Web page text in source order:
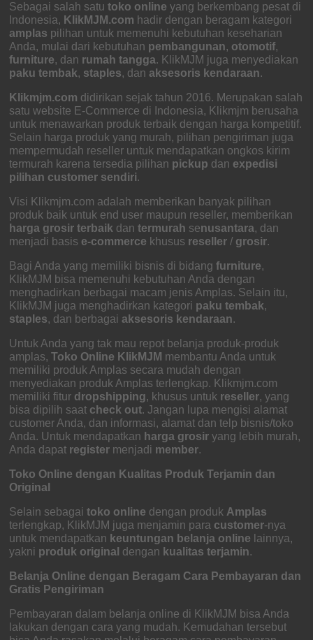
Sebagai salah satutoko online yang berkembang pesat di
Indonesia, KlikMJM.com hadir dengan beragam kategori
amplas pilihan untuk memenuhi kebutuhan keseharian
Anda, mulai dari kebutuhan pembangunan, otomotif,
furniture, dan rumah tangga. KlikMJM juga menyediakan
paku tembak, staples, danaksesoris kendaraan.
Klikmjm.com didirikan sejak tahun 2016. Merupakan salah
satu website E-Commerce di Indonesia, Klikmjm berusaha
untuk menawarkan produk terbaik dengan harga kompetitif.
Selain harga produk yang murah, pilihan pengiriman juga
mempermudah reseller untuk mendapatkan ongkos kirim
termurah karena tersedia pilihan pickup dan expedisi
pilihan customer sendiri.
Visi Klikmjm.com adalah memberikan banyak pilihan
produk baik untuk end user maupun reseller, memberikan
harga grosir terbaik dantermurah senusantara, dan
menjadi basis e-commerce khusus reseller / grosir.
Bagi Anda yang memiliki bisnis di bidangfurniture,
KlikMJM bisa memenuhi kebutuhan Anda dengan
menghadirkan berbagai macam jenis Amplas. Selain itu,
KlikMJM juga menghadirkan kategori paku tembak,
staples, dan berbagaiaksesoris kendaraan.
Untuk Anda yang tak mau repot belanja produk-produk
amplas,Toko Online KlikMJM membantu Anda untuk
memiliki produk Amplas secara mudah dengan
menyediakan produk Amplas terlengkap. Klikmjm.com
memiliki fitur dropshipping, khusus untuk reseller, yang
bisa dipilih saat check out. Jangan lupa mengisi alamat
customer Anda, dan informasi, alamat dan telp bisnis/toko
Anda. Untuk mendapatkan harga grosir yang lebih murah,
Anda dapat register menjadi member.
Toko Online dengan Kualitas Produk Terjamin dan
Original
Selain sebagaitoko online dengan produk Amplas
terlengkap, KlikMJM juga menjamin para customer-nya
untuk mendapatkan keuntungan belanja online lainnya,
yakni produk original dengan kualitas terjamin.
Belanja Online dengan Beragam Cara Pembayaran dan
Gratis Pengiriman
Pembayaran dalam belanja online di KlikMJM bisa Anda
lakukan dengan cara yang mudah. Kemudahan tersebut